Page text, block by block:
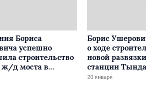
Бориса
успешно
строительство
ж/д моста в
Борис
о ходе
новой
станции Тында
20 января